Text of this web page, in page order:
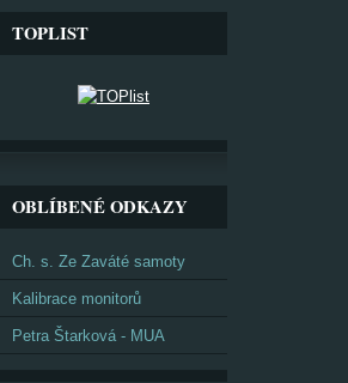
TOPLIST
OBLÍBENÉ ODKAZY
Ch. s. Ze Zaváté samoty
Kalibrace monitorů
Petra Štarková - MUA